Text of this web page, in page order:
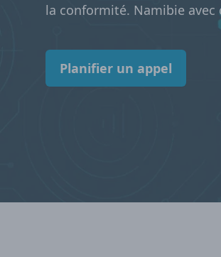
la conformité. Namibie avec
Planifier un appel